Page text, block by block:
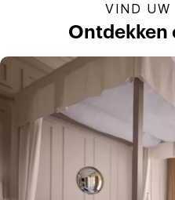
VIND UW
Ontdekken